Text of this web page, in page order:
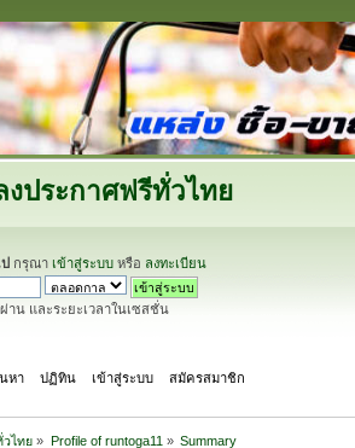
ประกาศฟรีทั่วไทย
กรุณา เข้าสู่ระบบ หรือ ลงทะเบียน
าน และระยะเวลาในเซสชั่น
หา ปฏิทิน เข้าสู่ระบบ สมัครสมาชิก
ไทย » Profile of runtoga11 » Summary